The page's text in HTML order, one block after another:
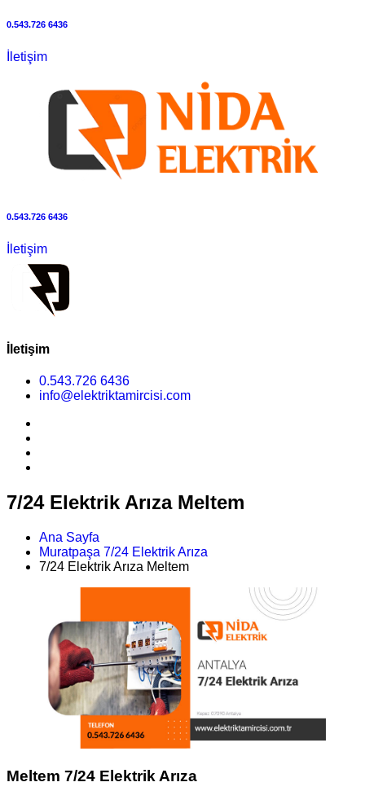
0.543.726 6436
İletişim
0.543.726 6436
İletişim
İletişim
0.543.726 6436
info@elektriktamircisi.com
7/24 Elektrik Arıza Meltem
Ana Sayfa
Muratpaşa 7/24 Elektrik Arıza
7/24 Elektrik Arıza Meltem
Meltem 7/24 Elektrik Arıza